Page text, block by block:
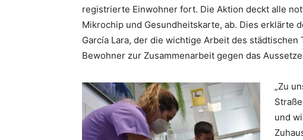
registrierte Einwohner fort. Die Aktion deckt alle
Mikrochip und Gesundheitskarte, ab. Dies erklärte
García Lara, der die wichtige Arbeit des
Bewohner zur Zusammenarbeit gegen das
„Zu
und